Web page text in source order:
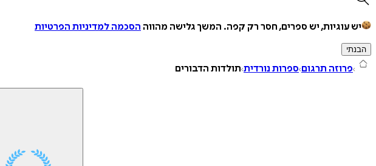
יש עוגיות, יש ספרים, חסר רק קפה. המשך גלישה מהווה הסכמה למדיניות הפרטיות
הבנתי
פרוזה תרגום ספרות נורדית תולדות הדבורים